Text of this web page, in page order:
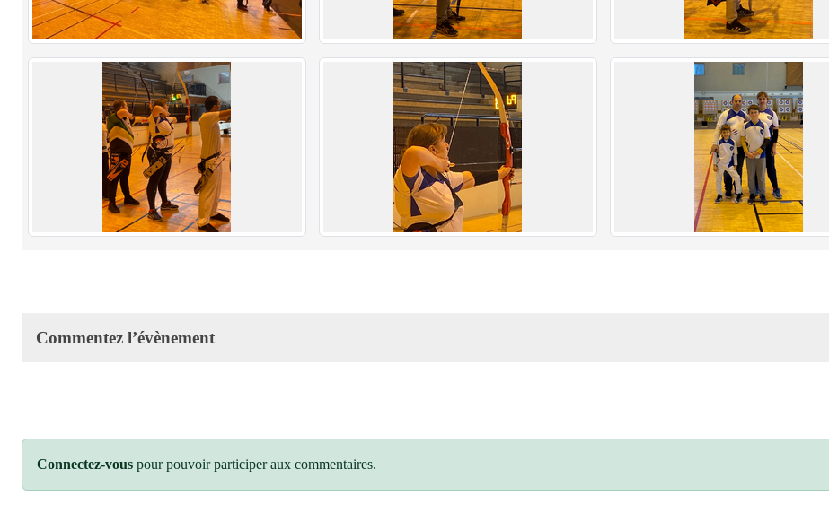
Commentez l’évènement
Connectez-vous pour pouvoir participer aux commentaires.